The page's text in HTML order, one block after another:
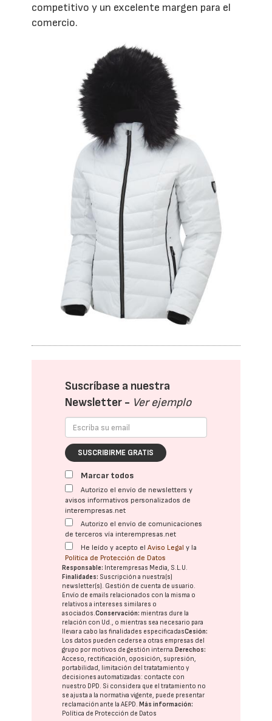
competitivo y un excelente margen para el
comercio.
Suscríbase a nuestra
Newsletter - Ver ejemplo
SUSCRIBIRME GRATIS
Marcar todos
Autorizo el envío de newsletters y
avisos informativos personalizados de
interempresas.net
Autorizo el envío de comunicaciones
de terceros vía interempresas.net
He leído y acepto elAviso Legal y la
Política de Protección de Datos
Responsable: Interempresas Media, S.L.U.
Finalidades: Suscripción a nuestra(s)
newsletter(s). Gestión de cuenta de usuario.
Envío de emails relacionados con la misma o
relativos a intereses similares o
asociados.Conservación: mientras dure la
relación con Ud., o mientras sea necesario para
llevar a cabo las finalidades especificadasCesión:
Los datos pueden cederse a otras empresas del
grupo por motivos de gestión interna. Derechos:
Acceso, rectificación, oposición, supresión,
portabilidad, limitación del tratatamiento y
decisiones automatizadas: contacte con
nuestro DPD. Si considera que el tratamiento no
se ajusta a la normativa vigente, puede presentar
reclamación ante laAEPD. Más información:
Política de Protección de Datos